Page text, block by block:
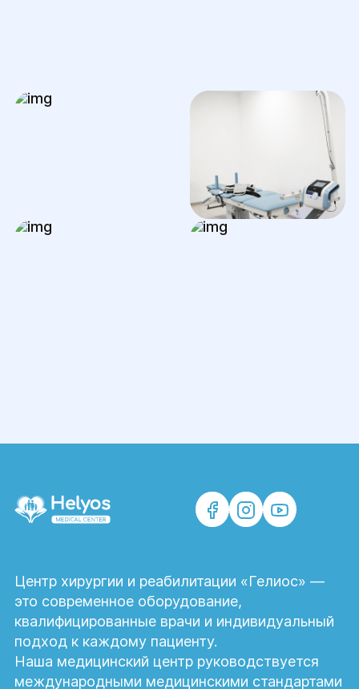
Центр хирургии и реабилитации «Гелиос» —
это современное оборудование,
квалифицированные врачи и индивидуальный
подход к каждому пациенту.
Наша медицинский центр руководствуется
международными медицинскими стандартами